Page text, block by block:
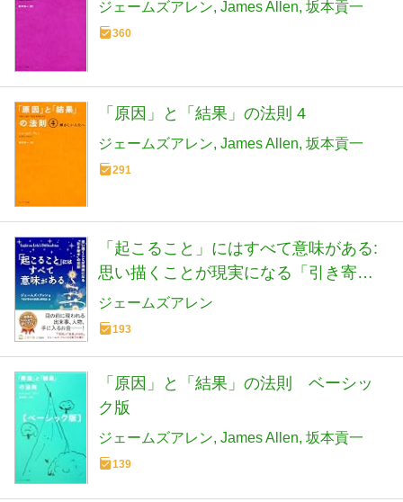
ジェームズアレン James Allen 坂本貢一
360
「原因」と「結果」の法則 4
ジェームズアレン James Allen 坂本貢一
291
「起こること」にはすべて意味がある:
思い描くことが現実になる「引き寄
せ」の法則 (王様文庫 B 172-1)
ジェームズアレン
193
「原因」と「結果」の法則 ベーシッ
ク版
ジェームズアレン James Allen 坂本貢一
139